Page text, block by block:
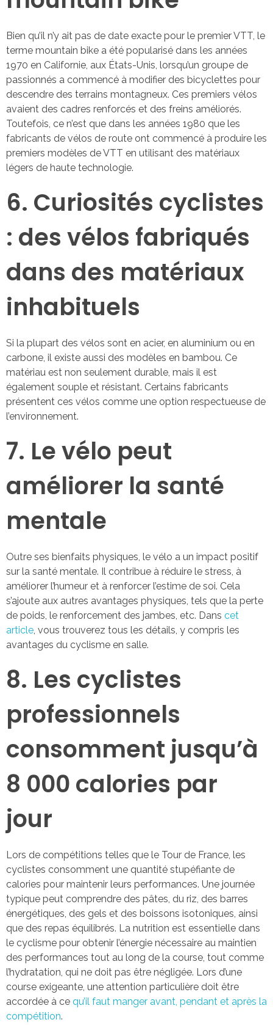
Bien qu’il n’y ait pas de date exacte pour le premier VTT, le
terme mountain bike a été popularisé dans les années
1970 en Californie, aux États-Unis, lorsqu’un groupe de
passionnés a commencé à modifier des bicyclettes pour
descendre des terrains montagneux. Ces premiers vélos
avaient des cadres renforcés et des freins améliorés.
Toutefois, ce n’est que dans les années 1980 que les
fabricants de vélos de route ont commencé à produire les
premiers modèles de VTT en utilisant des matériaux
légers de haute technologie.
6. Curiosités cyclistes
: des vélos fabriqués
dans des matériaux
inhabituels
Si la plupart des vélos sont en acier, en aluminium ou en
carbone, il existe aussi des modèles en bambou. Ce
matériau est non seulement durable, mais il est
également souple et résistant. Certains fabricants
présentent ces vélos comme une option respectueuse de
l’environnement.
7. Le vélo peut
améliorer la santé
mentale
Outre ses bienfaits physiques, le vélo a un impact positif
sur la santé mentale. Il contribue à réduire le stress, à
améliorer l’humeur et à renforcer l’estime de soi. Cela
s’ajoute aux autres avantages physiques, tels que la perte
de poids, le renforcement des jambes, etc. Dans cet
article, vous trouverez tous les détails, y compris les
avantages du cyclisme en salle.
8. Les cyclistes
professionnels
consomment jusqu’à
8 000 calories par
jour
Lors de compétitions telles que le Tour de France, les
cyclistes consomment une quantité stupéfiante de
calories pour maintenir leurs performances. Une journée
typique peut comprendre des pâtes, du riz, des barres
énergétiques, des gels et des boissons isotoniques, ainsi
que des repas équilibrés. La nutrition est essentielle dans
le cyclisme pour obtenir l’énergie nécessaire au maintien
des performances tout au long de la course, tout comme
l’hydratation, qui ne doit pas être négligée. Lors d’une
course exigeante, une attention particulière doit être
accordée à ce qu’il faut manger avant, pendant et après la
compétition.